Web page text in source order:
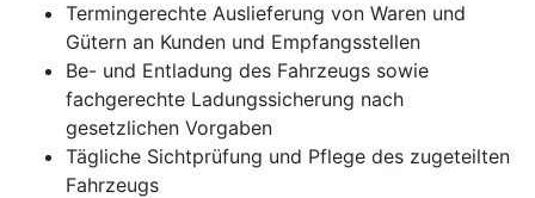
Termingerechte Auslieferung von Waren und
Gütern an Kunden und Empfangsstellen
Be- und Entladung des Fahrzeugs sowie
fachgerechte Ladungssicherung nach
gesetzlichen Vorgaben
Tägliche Sichtprüfung und Pflege des zugeteilten
Fahrzeugs